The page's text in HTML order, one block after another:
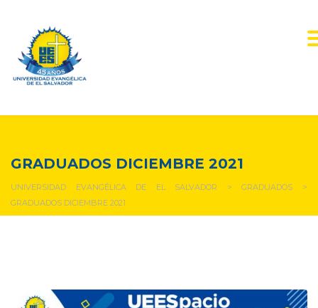
GRADUADOS DICIEMBRE 2021
UNIVERSIDAD EVANGÉLICA DE EL SALVADOR >GRADUADOS >
GRADUADOS DICIEMBRE 2021